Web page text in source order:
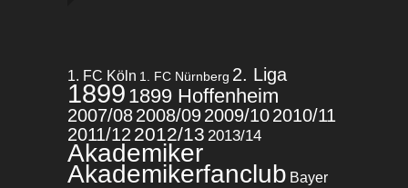
1. FC Köln 1. FC Nürnberg 2. Liga
1899 1899 Hoffenheim
2007/082008/092009/102010/11
2011/12 2012/13 2013/14
Akademiker
Akademikerfanclub Bayer